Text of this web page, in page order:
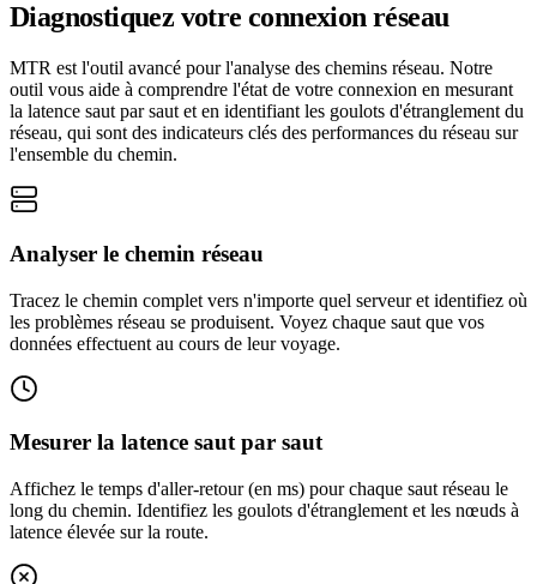
Diagnostiquez votre connexion réseau
MTR est l'outil avancé pour l'analyse des chemins réseau. Notre
outil vous aide à comprendre l'état de votre connexion en mesurant
la latence saut par saut et en identifiant les goulots d'étranglement du
réseau, qui sont des indicateurs clés des performances du réseau sur
l'ensemble du chemin.
Analyser le chemin réseau
Tracez le chemin complet vers n'importe quel serveur et identifiez où
les problèmes réseau se produisent. Voyez chaque saut que vos
données effectuent au cours de leur voyage.
Mesurer la latence saut par saut
Affichez le temps d'aller-retour (en ms) pour chaque saut réseau le
long du chemin. Identifiez les goulots d'étranglement et les nœuds à
latence élevée sur la route.